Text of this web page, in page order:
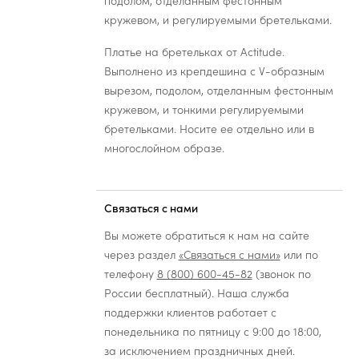
кружевом, и регулируемыми бретельками.
Платье на бретельках от Actitude.
Выполнено из крепдешина с V-образным
вырезом, подолом, отделанным фестонным
кружевом, и тонкими регулируемыми
бретельками. Носите ее отдельно или в
многослойном образе.
Связаться с нами
Вы можете обратиться к нам на сайте
через раздел «Связаться с нами»или по
телефону 8 (800) 600-45-82(звонок по
России бесплатный). Наша служба
поддержки клиентов работает с
понедельника по пятницу с 9:00 до 18:00,
за исключением праздничных дней.